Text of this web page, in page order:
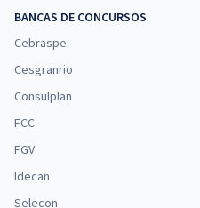
BANCAS DE CONCURSOS
Cebraspe
Cesgranrio
Consulplan
FCC
FGV
Idecan
Selecon